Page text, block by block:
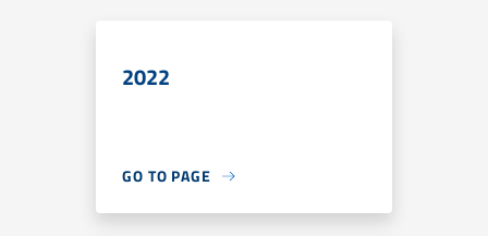
2022
GO TO PAGE